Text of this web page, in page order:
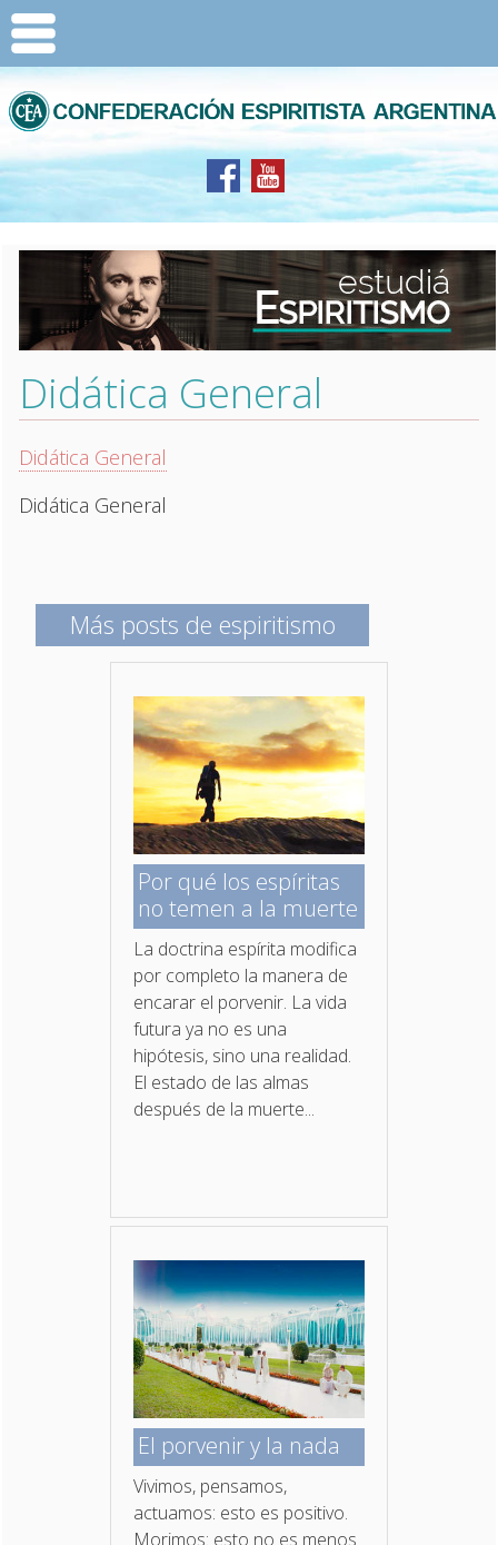
Didática General
Didática General
Didática General
Más posts de espiritismo
Por qué los espíritas
no temen a la muerte
La doctrina espírita modifica
por completo la manera de
encarar el porvenir. La vida
futura ya no es una
hipótesis, sino una realidad.
El estado de las almas
después de la muerte...
El porvenir y la nada
Vivimos, pensamos,
actuamos: esto es positivo.
Morimos: esto no es menos